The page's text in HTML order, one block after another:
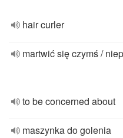
hair curler
martwić się czymś /
to be concerned about
maszynka do golenia